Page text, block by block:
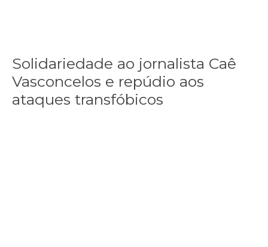
Solidariedade ao jornalista Caê
Vasconcelos e repúdio aos
ataques transfóbicos